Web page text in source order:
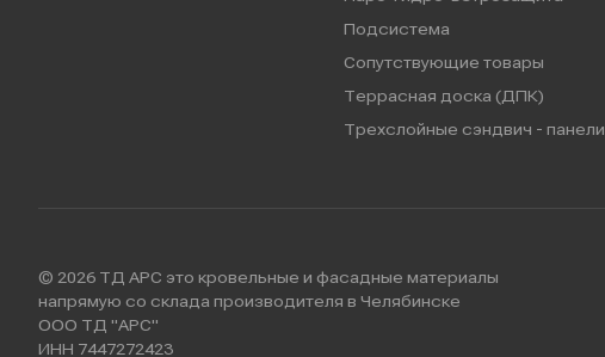
Подсистема
Сопутствующие товары
Террасная доска (ДПК)
Трехслойные сэндвич - панели
© 2026 ТД АРС это кровельные и фасадные материалы
напрямую со склада производителя в Челябинске
ООО ТД "АРС"
ИНН 7447272423